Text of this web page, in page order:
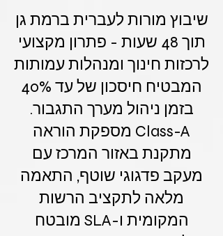
שיבוץ מורות לעברית ברמת גן
תוך 48 שעות - פתרון מקצועי
לרכזות חינוך ומנהלות עמותות
המבטיח חיסכון של עד 40%
בזמן ניהול מערך התגבור.
Class-A מספקת הוראה
מתקנת באזור המרכז עם
מעקב פדגוגי שוטף, התאמה
מלאה לתקציב הרשות
המקומית ו-SLA מובטח